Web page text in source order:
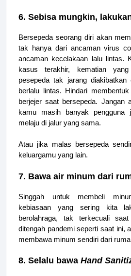
6. Sebisa mungkin,
Bersepeda seorang diri akan
tak hanya dari ancaman virus
ancaman kecelakaan lalu lintas.
kasus terakhir, kematian
pesepeda tak jarang diakibatkan
berlalu lintas. Hindari
berjejer saat bersepeda. Jangan
kamu masih banyak pengguna
melaju di jalur yang sama.
Atau jika malas bersepeda
keluargamu yang lain.
7. Bawa air minum dari
Singgah untuk membeli
kebiasaan yang sering kita
berolahraga, tak terkecuali
ditengah pandemi seperti saat ini,
membawa minum sendiri dari
8. Selalu bawa Hand